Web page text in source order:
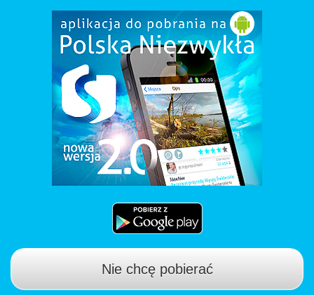
Nie chcę pobierać